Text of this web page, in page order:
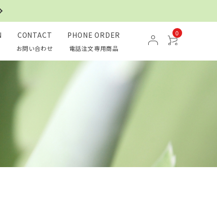
CONTACT
お問い合わせ
PHONE ORDER
電話注文専用商品
0